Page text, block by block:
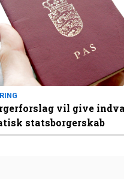
vil give
statsborgerskab